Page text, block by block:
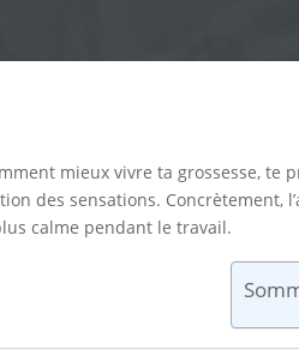
mieux vivre ta grossesse, te
des sensations. Concrètement,
calme pendant le travail.